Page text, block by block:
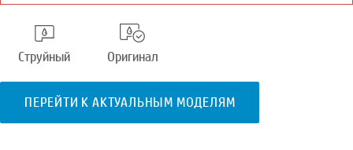
Струйный Оригинал
ПЕРЕЙТИ К АКТУАЛЬНЫМ МОДЕЛЯМ